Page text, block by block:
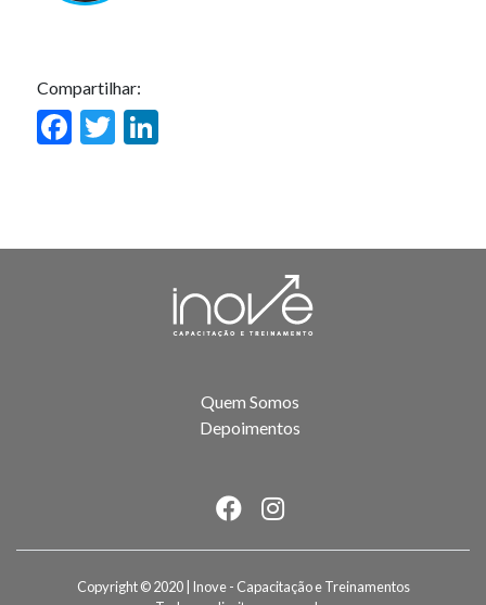
Compartilhar:
Facebook
Twitter
Quem Somos
Depoimentos
Copyright © 2020 | Inove - Capacitação e Treinamentos